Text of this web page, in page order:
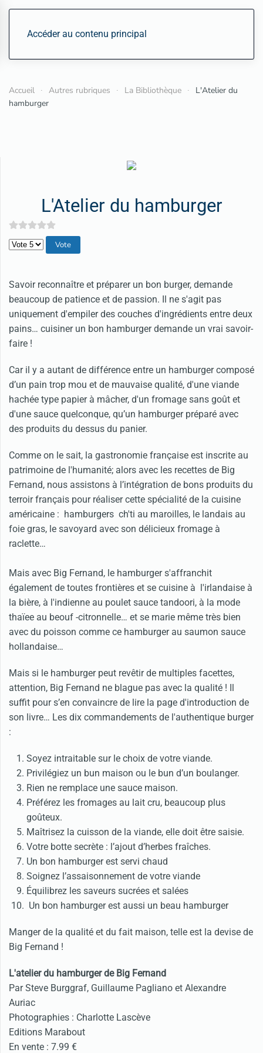
Accéder au contenu principal
Accueil Autres rubriques La Bibliothèque
L'Atelier du
hamburger
L'Atelier du hamburger
Veuillez voter
Savoir reconnaître et préparer un bon burger, demande
beaucoup de patience et de passion. Il ne s'agit pas
uniquement d'empiler des couches d'ingrédients entre deux
pains… cuisiner un bon hamburger demande un vrai savoir-
faire !
Car il y a autant de différence entre un hamburger composé
d’un pain trop mou et de mauvaise qualité, d'une viande
hachée type papier à mâcher, d'un fromage sans goût et
d'une sauce quelconque, qu’un hamburger préparé avec
des produits du dessus du panier.
Comme on le sait, la gastronomie française est inscrite au
patrimoine de l'humanité; alors avec les recettes de Big
Fernand, nous assistons à l’intégration de bons produits du
terroir français pour réaliser cette spécialité de la cuisine
américaine : hamburgers ch'ti au maroilles, le landais au
foie gras, le savoyard avec son délicieux fromage à
raclette…
Mais avec Big Fernand, le hamburger s'affranchit
également de toutes frontières et se cuisine à l'irlandaise à
la bière, à l'indienne au poulet sauce tandoori, à la mode
thaïee au beouf -citronnelle… et se marie même très bien
avec du poisson comme ce hamburger au saumon sauce
hollandaise…
Mais si le hamburger peut revêtir de multiples facettes,
attention, Big Fernand ne blague pas avec la qualité ! Il
suffit pour s’en convaincre de lire la page d'introduction de
son livre… Les dix commandements de l'authentique burger
:
Soyez intraitable sur le choix de votre viande.
Privilégiez un bun maison ou le bun d’un boulanger.
Rien ne remplace une sauce maison.
Préférez les fromages au lait cru, beaucoup plus
goûteux.
Maîtrisez la cuisson de la viande, elle doit être saisie.
Votre botte secrète : l’ajout d’herbes fraîches.
Un bon hamburger est servi chaud
Soignez l’assaisonnement de votre viande
Équilibrez les saveurs sucrées et salées
Un bon hamburger est aussi un beau hamburger
Manger de la qualité et du fait maison, telle est la devise de
Big Fernand !
L'atelier du hamburger de Big Fernand
Par Steve Burggraf, Guillaume Pagliano et Alexandre
Auriac
Photographies : Charlotte Lascève
Editions Marabout
En vente : 7.99 €